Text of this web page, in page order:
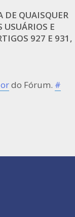
DE QUAISQUER
USUÁRIOS E
927 E 931,
do Fórum. #